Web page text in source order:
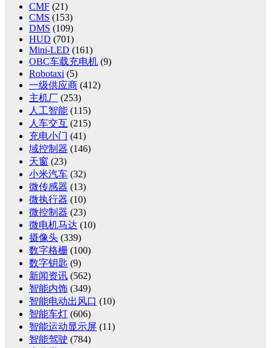
CMF (21)
CMS (153)
DMS (109)
HUD (701)
Mini-LED (161)
OBC车载充电机 (9)
Robotaxi (5)
一级供应商 (412)
主机厂 (253)
人工智能 (115)
人车交互 (215)
充电小门 (41)
域控制器 (146)
天窗 (23)
小米汽车 (32)
微传感器 (13)
微执行器 (10)
微控制器 (23)
微电机马达 (10)
摄像头 (339)
数字格栅 (100)
数字钥匙 (9)
新闻资讯 (562)
智能内饰 (349)
智能电动出风口 (10)
智能车灯 (606)
智能运动显示屏 (11)
智能驾驶 (784)